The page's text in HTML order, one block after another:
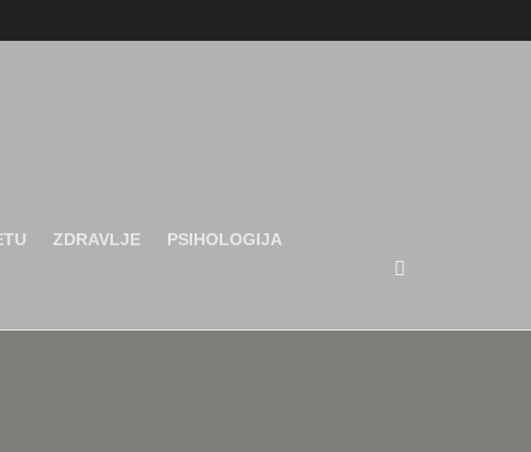
ZDRAVLJE PSIHOLOGIJA